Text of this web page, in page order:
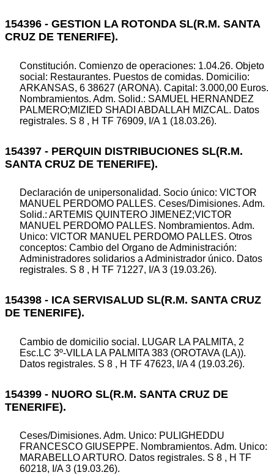
154396 - GESTION LA ROTONDA SL(R.M. SANTA
CRUZ DE TENERIFE).
Constitución. Comienzo de operaciones: 1.04.26. Objeto
social: Restaurantes. Puestos de comidas. Domicilio:
ARKANSAS, 6 38627 (ARONA). Capital: 3.000,00 Euros.
Nombramientos. Adm. Solid.: SAMUEL HERNANDEZ
PALMERO;MIZIED SHADI ABDALLAH MIZCAL. Datos
registrales. S 8 , H TF 76909, I/A 1 (18.03.26).
154397 - PERQUIN DISTRIBUCIONES SL(R.M.
SANTA CRUZ DE TENERIFE).
Declaración de unipersonalidad. Socio único: VICTOR
MANUEL PERDOMO PALLES. Ceses/Dimisiones. Adm.
Solid.: ARTEMIS QUINTERO JIMENEZ;VICTOR
MANUEL PERDOMO PALLES. Nombramientos. Adm.
Unico: VICTOR MANUEL PERDOMO PALLES. Otros
conceptos: Cambio del Organo de Administración:
Administradores solidarios a Administrador único. Datos
registrales. S 8 , H TF 71227, I/A 3 (19.03.26).
154398 - ICA SERVISALUD SL(R.M. SANTA CRUZ
DE TENERIFE).
Cambio de domicilio social. LUGAR LA PALMITA, 2
Esc.LC 3º-VILLA LA PALMITA 383 (OROTAVA (LA)).
Datos registrales. S 8 , H TF 47623, I/A 4 (19.03.26).
154399 - NUORO SL(R.M. SANTA CRUZ DE
TENERIFE).
Ceses/Dimisiones. Adm. Unico: PULIGHEDDU
FRANCESCO GIUSEPPE. Nombramientos. Adm. Unico:
MARABELLO ARTURO. Datos registrales. S 8 , H TF
60218, I/A 3 (19.03.26).